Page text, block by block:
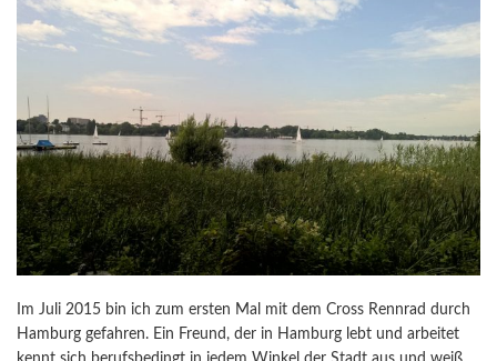
Im Juli 2015 bin ich zum ersten Mal mit dem Cross Rennrad durch
Hamburg gefahren. Ein Freund, der in Hamburg lebt und arbeitet